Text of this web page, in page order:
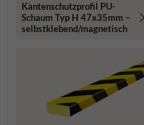
Kantenschutzprofil PU-
Schaum Typ H 47x35mm –
selbstklebend/magnetisch